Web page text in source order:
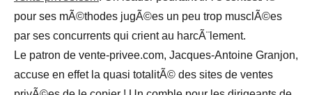
pour ses mÃ©thodes jugÃ©es un peu trop musclÃ©es
par ses concurrents qui crient au harcÃ¨lement.
Le patron de vente-privee.com, Jacques-Antoine Granjon,
accuse en effet la quasi totalitÃ© des sites de ventes